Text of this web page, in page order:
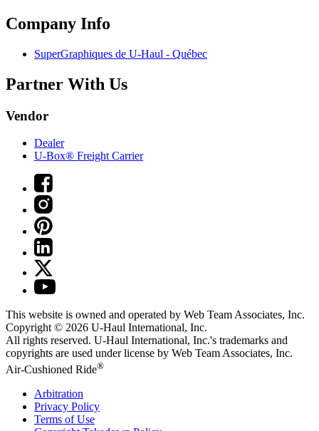
Company Info
SuperGraphiques de U-Haul - Québec
Partner With Us
Vendor
Dealer
U-Box® Freight Carrier
This website is owned and operated by Web Team Associates, Inc.
Copyright © 2026 U-Haul International, Inc.
All rights reserved. U-Haul International, Inc.'s trademarks and
copyrights are used under license by Web Team Associates, Inc.
Air-Cushioned Ride®
Arbitration
Privacy Policy
Terms of Use